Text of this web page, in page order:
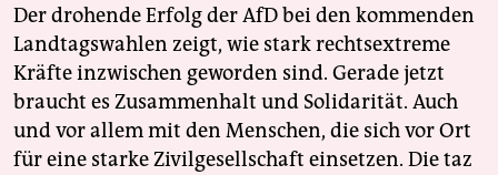
Der drohende Erfolg der AfD bei den kommenden
Landtagswahlen zeigt, wie stark rechtsextreme
Kräfte inzwischen geworden sind. Gerade jetzt
braucht es Zusammenhalt und Solidarität. Auch
und vor allem mit den Menschen, die sich vor Ort
für eine starke Zivilgesellschaft einsetzen. Die taz